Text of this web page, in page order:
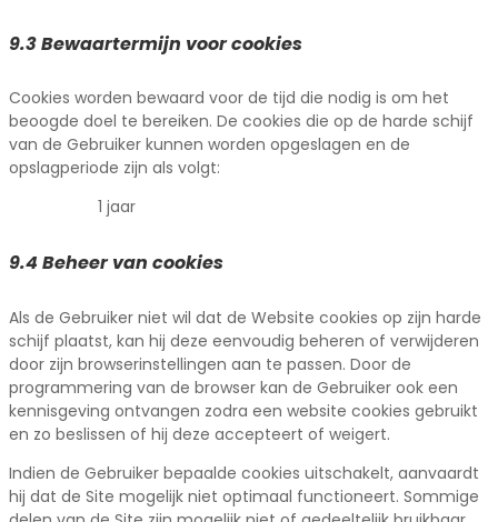
9.3 Bewaartermijn voor cookies
Cookies worden bewaard voor de tijd die nodig is om het
beoogde doel te bereiken. De cookies die op de harde schijf
van de Gebruiker kunnen worden opgeslagen en de
opslagperiode zijn als volgt:
1 jaar
9.4 Beheer van cookies
Als de Gebruiker niet wil dat de Website cookies op zijn harde
schijf plaatst, kan hij deze eenvoudig beheren of verwijderen
door zijn browserinstellingen aan te passen. Door de
programmering van de browser kan de Gebruiker ook een
kennisgeving ontvangen zodra een website cookies gebruikt
en zo beslissen of hij deze accepteert of weigert.
Indien de Gebruiker bepaalde cookies uitschakelt, aanvaardt
hij dat de Site mogelijk niet optimaal functioneert. Sommige